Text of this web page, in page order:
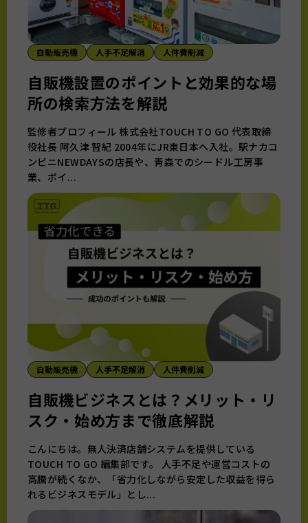
自動販売機 人手不足解消 人件費削減
自販機設置のポイントと効果的な場
所の検索方法を解説
監修者プロフィール 株式会社TOUCH TO GO 代表取締
役社長 阿久津 智紀 2004年にJR東日本へ入社。駅ナカコ
ンビニNEWDAYSの店長や、青森でのシードル工房事
業、ポイ...
自動販売機 人手不足解消 人件費削減
自販機ビジネスとは？メリット・リ
スク・始め方まで徹底解説
こんにちは。無人決済店舗システムを提供している
TOUCH TO GO 編集部です。 人手不足や運営コストの
高騰が続くなか、「省力化しながら安定した収益を得ら
れるビジネスモデル」とし...